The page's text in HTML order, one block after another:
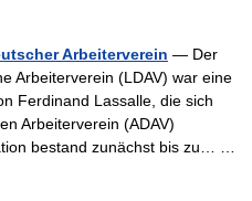
Arbeiterverein — Der
Arbeiterverein (LDAV) war eine
Ferdinand Lassalle, die sich
Arbeiterverein (ADAV)
bestand zunächst bis zu… …